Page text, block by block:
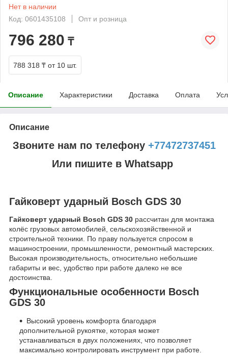
Нет в наличии
Код: 0601435108
Опт и розница
796 280 ₸
788 318 ₸ от 10 шт.
Описание Характеристики Доставка Оплата
Описание
Звоните нам по телефону +77472737451
Или пишите в Whatsapp
Гайковерт ударный Bosch GDS 30
Гайковерт ударный Bosch GDS 30 рассчитан для монтажа
колёс грузовых автомобилей, сельскохозяйственной и
строительной техники. По праву пользуется спросом в
машиностроении, промышленности, ремонтный мастерских.
Высокая производительность, относительно небольшие
габариты и вес, удобство при работе далеко не все
достоинства.
Функциональные особенности Bosch
GDS 30
Высокий уровень комфорта благодаря
дополнительной рукоятке, которая может
устанавливаться в двух положениях, что позволяет
максимально контролировать инструмент при работе.